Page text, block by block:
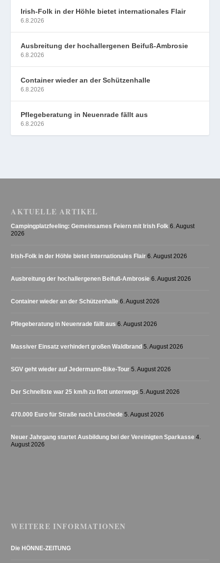
Irish-Folk in der Höhle bietet internationales Flair
6.8.2026
Ausbreitung der hochallergenen Beifuß-Ambrosie
6.8.2026
Container wieder an der Schützenhalle
6.8.2026
Pflegeberatung in Neuenrade fällt aus
6.8.2026
AKTUELLE ARTIKEL
Campingplatzfeeling: Gemeinsames Feiern mit Irish Folk 6. August
2026
Irish-Folk in der Höhle bietet internationales Flair 6. August 2026
Ausbreitung der hochallergenen Beifuß-Ambrosie 6. August 2026
Container wieder an der Schützenhalle 6. August 2026
Pflegeberatung in Neuenrade fällt aus 6. August 2026
Massiver Einsatz verhindert großen Waldbrand 5. August 2026
SGV geht wieder auf Jedermann-Bike-Tour 5. August 2026
Der Schnellste war 25 km/h zu flott unterwegs 5. August 2026
470.000 Euro für Straße nach Linschede 5. August 2026
Neuer Jahrgang startet Ausbildung bei der Vereinigten Sparkasse 4.
August 2026
WEITERE INFORMATIONEN
Die HÖNNE-ZEITUNG